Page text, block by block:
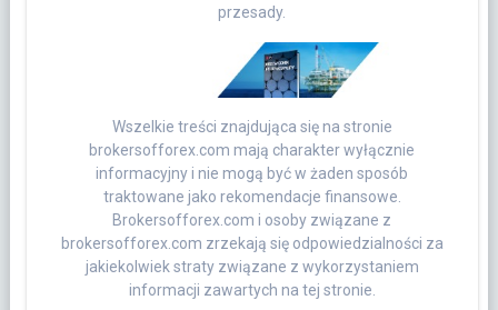
przesady.
Wszelkie treści znajdująca się na stronie
brokersofforex.com mają charakter wyłącznie
informacyjny i nie mogą być w żaden sposób
traktowane jako rekomendacje finansowe.
Brokersofforex.com i osoby związane z
brokersofforex.com zrzekają się odpowiedzialności za
jakiekolwiek straty związane z wykorzystaniem
informacji zawartych na tej stronie.